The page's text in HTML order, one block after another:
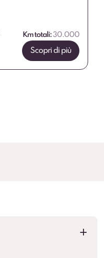
Km totali:30.000
Scopri di più
a